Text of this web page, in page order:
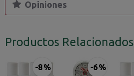
Opiniones
Productos Relacionados
-8 % -6 %